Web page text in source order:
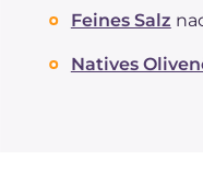
Feines Salz
Natives